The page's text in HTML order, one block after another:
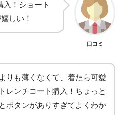
入！ショート
しい！
口コミ
りも薄くなくて、着たら可愛
レンチコート購入！ちょっと
ボタンがありすぎてよくわか